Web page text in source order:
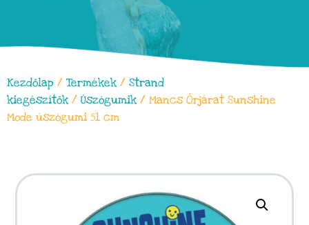
Kezdőlap / Termékek / Strand
kiegészítők / Úszógumik / Mancs Őrjárat Sunshine
Mode úszógumi 51 cm